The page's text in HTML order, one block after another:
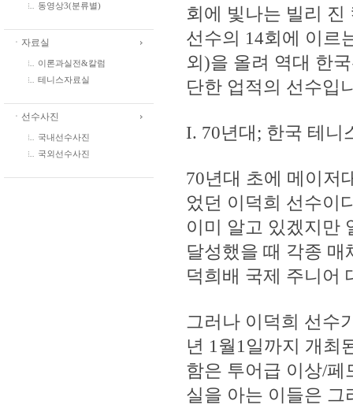
동영상3(분류별)
ㆍ자료실
이론과실전&칼럼
테니스자료실
ㆍ선수사진
국내선수사진
국외선수사진
회에 빛나는 빌리 진
선수의 14회에 이르
외)을 올려 역대 한
단한 업적의 선수입
I. 70년대; 한국 테니
70년대 초에 메이저
었던 이덕희 선수이
이미 알고 있겠지만
달성했을 때 각종 매
덕희배 국제 주니어
그러나 이덕희 선수
년 1월1일까지 개최
함은 투어급 이상/
실을 아는 이들은